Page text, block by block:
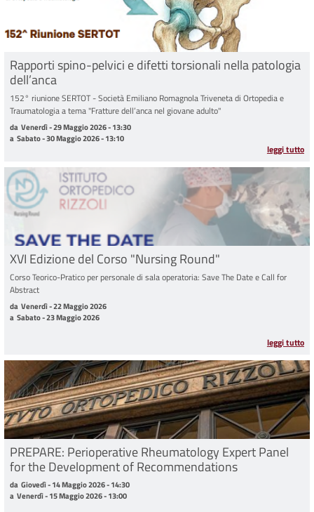
Rapporti spino-pelvici e difetti torsionali nella patologia
dell’anca
152° riunione SERTOT - Società Emiliano Romagnola Triveneta di Ortopedia e
Traumatologia a tema "Fratture dell’anca nel giovane adulto"
da Venerdì - 29 Maggio 2026 - 13:30 a Sabato - 30 Maggio 2026 - 13:10
da Venerdì - 29 Maggio 2026 - 13:30
a Sabato - 30 Maggio 2026 - 13:10
leggi tutto
XVI Edizione del Corso "Nursing Round"
Corso Teorico-Pratico per personale di sala operatoria: Save The Date e Call for
Abstract
da Venerdì - 22 Maggio 2026 a Sabato - 23 Maggio 2026
da Venerdì - 22 Maggio 2026
a Sabato - 23 Maggio 2026
leggi tutto
PREPARE: Perioperative Rheumatology Expert Panel
for the Development of Recommendations
da Giovedì - 14 Maggio 2026 - 14:30 a Venerdì - 15 Maggio 2026 - 13:00
da Giovedì - 14 Maggio 2026 - 14:30
a Venerdì - 15 Maggio 2026 - 13:00